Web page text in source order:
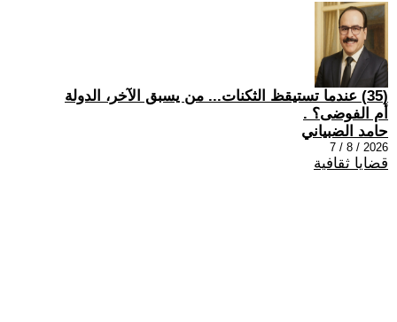
(35) عندما تستيقظ الثكنات... من يسبق الآخر، الدولة
أم الفوضى؟ .
حامد الضبياني
2026 / 8 / 7
قضايا ثقافية